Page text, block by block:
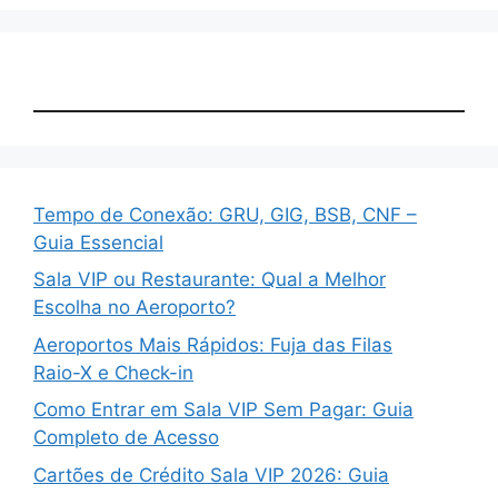
Tempo de Conexão: GRU, GIG, BSB, CNF –
Guia Essencial
Sala VIP ou Restaurante: Qual a Melhor
Escolha no Aeroporto?
Aeroportos Mais Rápidos: Fuja das Filas
Raio-X e Check-in
Como Entrar em Sala VIP Sem Pagar: Guia
Completo de Acesso
Cartões de Crédito Sala VIP 2026: Guia